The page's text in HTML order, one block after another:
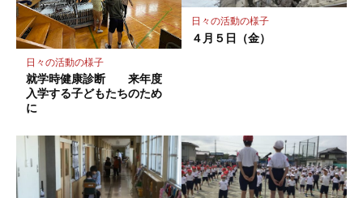
日々の活動の様子
就学時健康診断 来年度
入学する子どもたちのため
に
日々の活動の様子
４月５日（金）